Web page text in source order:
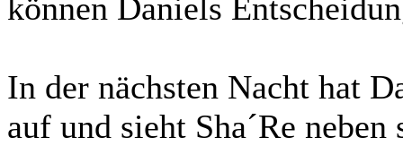
können Daniels
In der nächsten Nacht hat
auf und sieht Sha´Re